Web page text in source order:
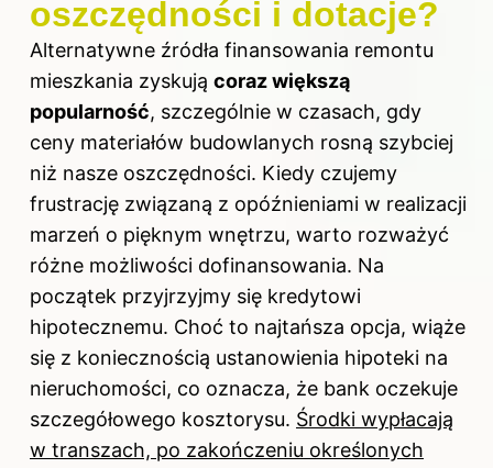
oszczędności i dotacje?
Alternatywne źródła finansowania remontu
mieszkania zyskują coraz większą
popularność, szczególnie w czasach, gdy
ceny materiałów budowlanych rosną szybciej
niż nasze oszczędności. Kiedy czujemy
frustrację związaną z opóźnieniami w realizacji
marzeń o pięknym wnętrzu, warto rozważyć
różne możliwości dofinansowania. Na
początek przyjrzyjmy się kredytowi
hipotecznemu. Choć to najtańsza opcja, wiąże
się z koniecznością ustanowienia hipoteki na
nieruchomości, co oznacza, że bank oczekuje
szczegółowego kosztorysu. Środki wypłacają
w transzach, po zakończeniu określonych